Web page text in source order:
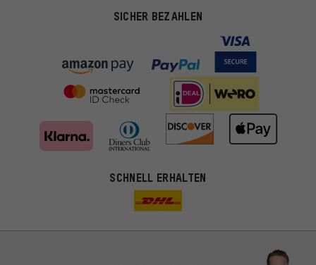
SICHER BEZAHLEN
SCHNELL ERHALTEN